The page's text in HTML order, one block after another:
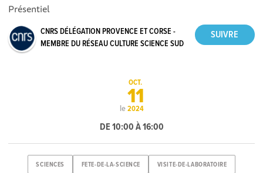
Présentiel
CNRS DÉLÉGATION PROVENCE ET CORSE -
MEMBRE DU RÉSEAU CULTURE SCIENCE SUD
le
OCT.
11
2024
DE 10:00 À 16:00
SCIENCES FETE-DE-LA-SCIENCE VISITE-DE-LABORATOIRE